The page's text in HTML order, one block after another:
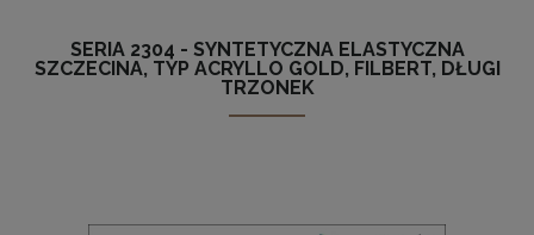
SERIA 2304 - SYNTETYCZNA ELASTYCZNA
SZCZECINA, TYP ACRYLLO GOLD, FILBERT, DŁUGI
TRZONEK